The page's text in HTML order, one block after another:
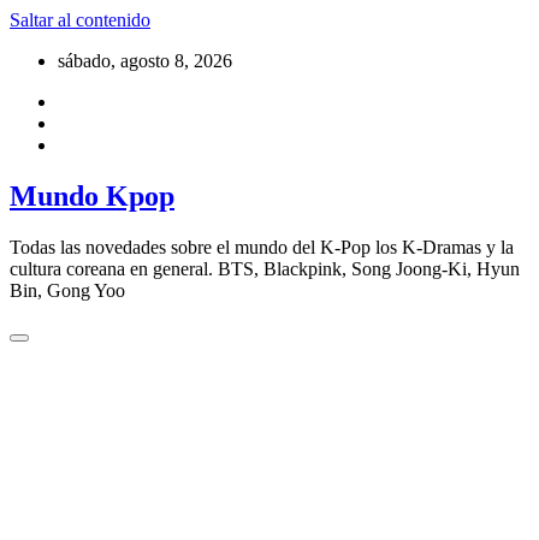
Saltar al contenido
sábado, agosto 8, 2026
Mundo Kpop
Todas las novedades sobre el mundo del K-Pop los K-Dramas y la
cultura coreana en general. BTS, Blackpink, Song Joong-Ki, Hyun
Bin, Gong Yoo